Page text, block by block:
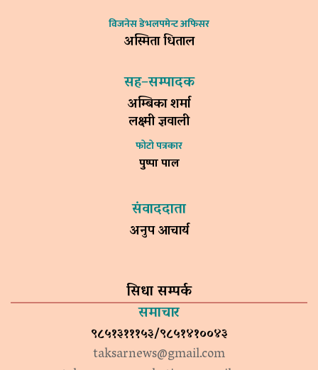
विजनेस डेभलपमेन्ट अफिसर
अस्मिता धिताल
सह–सम्पादक
अम्बिका शर्मा
लक्ष्मी ज्ञवाली
फोटो पत्रकार
पुष्पा पाल
संवाददाता
अनुप आचार्य
सिधा सम्पर्क
समाचार
९८५१३१११५३/९८५१४१००४३
taksarnews@gmail.com